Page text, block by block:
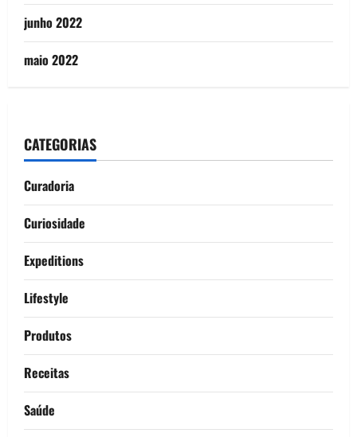
junho 2022
maio 2022
CATEGORIAS
Curadoria
Curiosidade
Expeditions
Lifestyle
Produtos
Receitas
Saúde